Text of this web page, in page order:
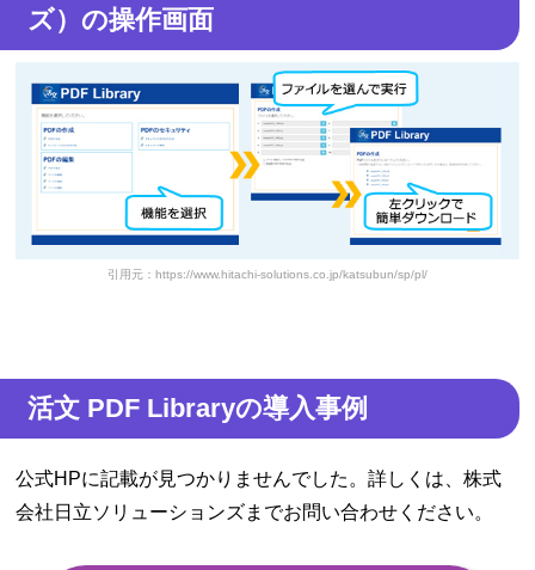
ズ）の操作画面
引用元：https://www.hitachi-solutions.co.jp/katsubun/sp/pl/
活文 PDF Libraryの導入事例
公式HPに記載が見つかりませんでした。詳しくは、株式
会社日立ソリューションズまでお問い合わせください。